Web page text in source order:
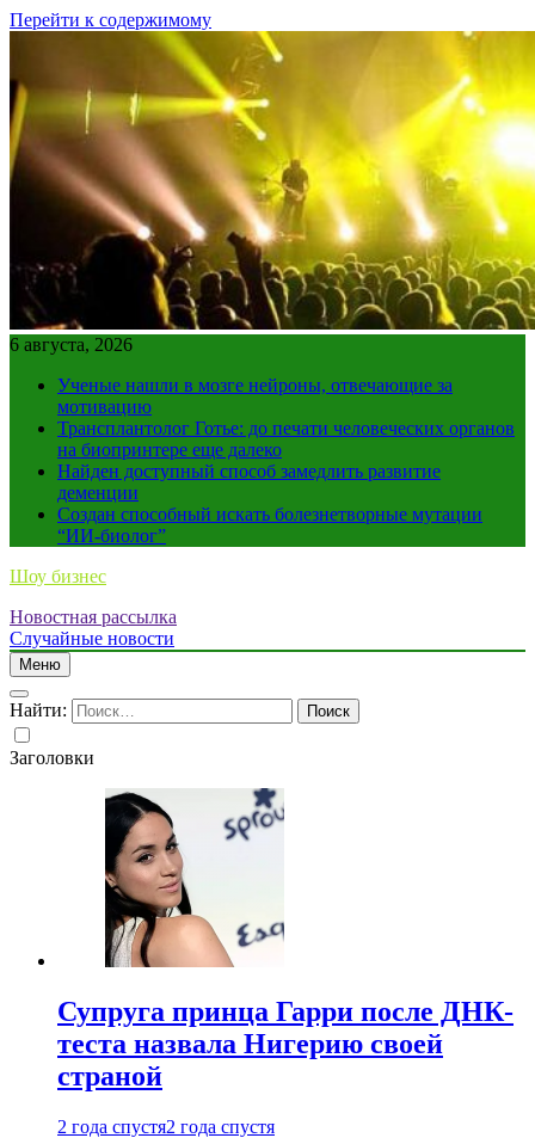
Перейти к содержимому
6 августа, 2026
Ученые нашли в мозге нейроны, отвечающие за
мотивацию
Трансплантолог Готье: до печати человеческих органов
на биопринтере еще далеко
Найден доступный способ замедлить развитие
деменции
Создан способный искать болезнетворные мутации
“ИИ-биолог”
Шоу бизнес
Новостная рассылка
Случайные новости
Меню
Найти:
Заголовки
Супруга принца Гарри после ДНК-
теста назвала Нигерию своей
страной
2 года спустя2 года спустя